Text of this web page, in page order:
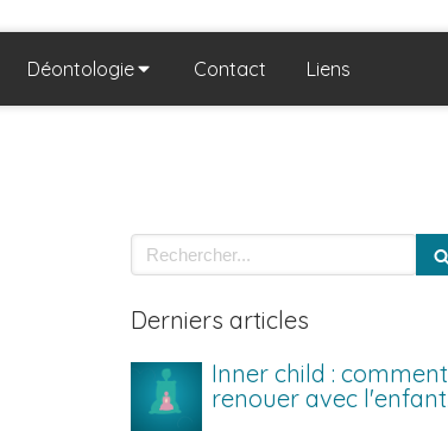
Déontologie Contact Liens
Rechercher
Derniers articles
Inner child : comment
renouer avec l'enfant